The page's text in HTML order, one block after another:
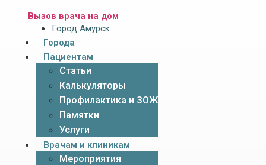
Вызов врача на дом
Город Амурск
Города
Пациентам
Статьи
Калькуляторы
Профилактика и ЗОЖ
Памятки
Услуги
Врачам и клиникам
Мероприятия